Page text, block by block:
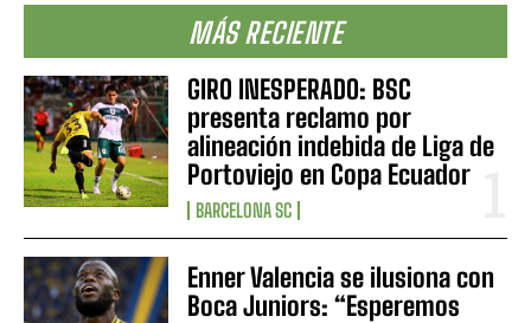
MÁS RECIENTE
GIRO INESPERADO: BSC
presenta reclamo por
alineación indebida de Liga de
Portoviejo en Copa Ecuador
BARCELONA SC
Enner Valencia se ilusiona con
Boca Juniors: “Esperemos